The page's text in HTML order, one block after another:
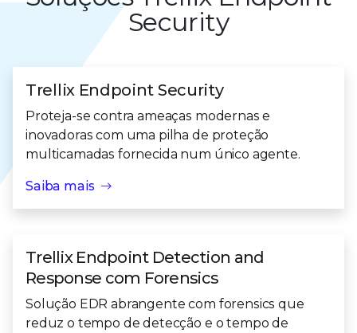
Security
Trellix Endpoint Security
Proteja-se contra ameaças modernas e
inovadoras com uma pilha de proteção
multicamadas fornecida num único agente.
Saiba mais
Trellix Endpoint Detection and
Response com Forensics
Solução EDR abrangente com forensics que
reduz o tempo de detecção e o tempo de